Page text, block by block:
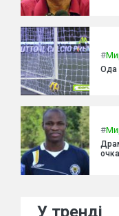
#
Ода
#
У тренді